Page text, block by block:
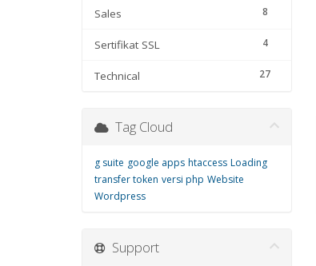
8
Sales
4
Sertifikat SSL
27
Technical
Tag Cloud
g suite google apps htaccess Loading
transfer token versi php Website
Wordpress
Support